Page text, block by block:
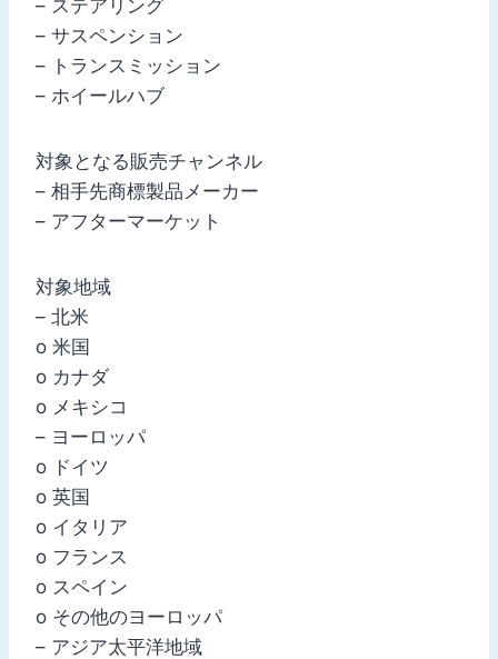
– ステアリング
– サスペンション
– トランスミッション
– ホイールハブ
対象となる販売チャンネル
– 相手先商標製品メーカー
– アフターマーケット
対象地域
– 北米
o 米国
o カナダ
o メキシコ
– ヨーロッパ
o ドイツ
o 英国
o イタリア
o フランス
o スペイン
o その他のヨーロッパ
– アジア太平洋地域